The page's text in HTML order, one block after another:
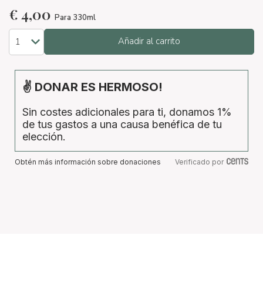
€4,00 Para 330ml
Añadir al carrito
✌ DONAR ES HERMOSO!
Sin costes adicionales para ti, donamos 1%
de tus gastos a una causa benéfica de tu
elección.
Obtén más información sobre donaciones Verificado por